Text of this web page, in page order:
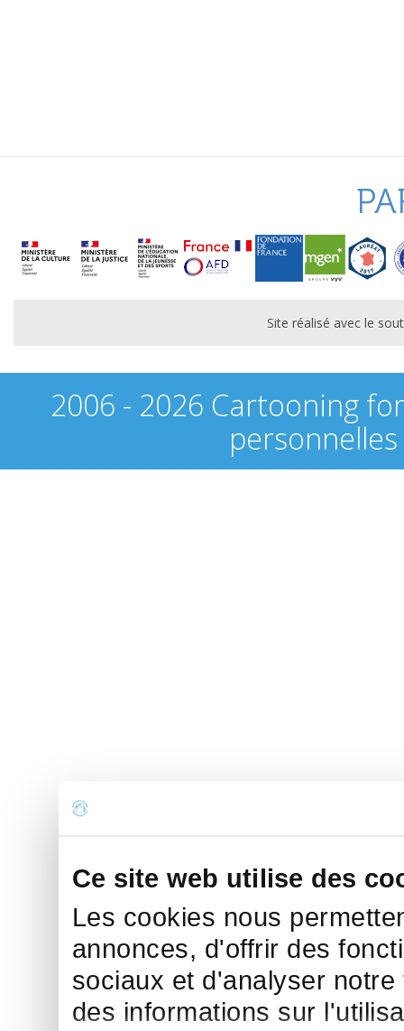
Ce site web utilise des
Les cookies nous
annonces, d'offrir des
sociaux et d'analyser
des informations sur
Site réalisé avec le
2006 - 2026 Cartooning
personnelles